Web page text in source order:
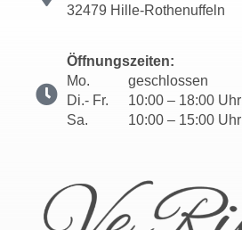
32479 Hille-Rothenuffeln
Öffnungszeiten:
Mo.
geschlossen
Di.- Fr.
10:00 – 18:00 Uhr
Sa.
10:00 – 15:00 Uhr